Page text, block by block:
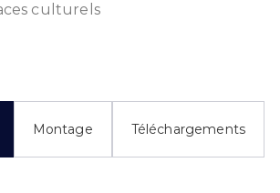
culturels
Montage Téléchargements